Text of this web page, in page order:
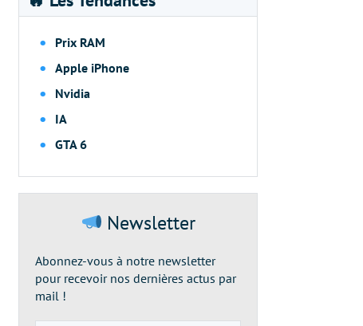
Prix RAM
Apple iPhone
Nvidia
IA
GTA 6
Newsletter
Abonnez-vous à notre newsletter
pour recevoir nos dernières actus par
mail !